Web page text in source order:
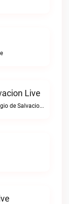
Live
Predicar el evangelioRadio Refugio de Salvacion live